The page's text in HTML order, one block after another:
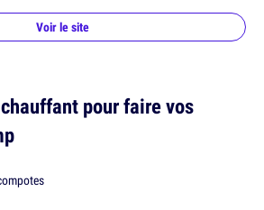
Voir le site
pour faire vos